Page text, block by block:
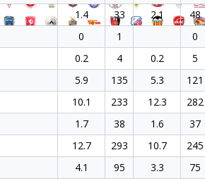
1.4 33 2.1 48
0 1 0
0.2 4 0.2 5
5.9 135 5.3 121
10.1 233 12.3 282
1.7 38 1.6 37
12.7 293 10.7 245
4.1 95 3.3 75